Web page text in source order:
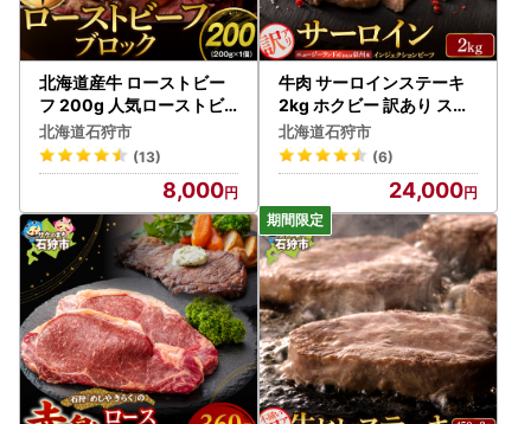
北海道産牛 ローストビー
フ 200g 人気ローストビ
ーフ
北海道石狩市
(13)
8,000
牛肉 サーロインステーキ
2kg ホクビー 訳あり ステ
ーキ 北海道石狩市
北海道石狩市
(6)
24,000